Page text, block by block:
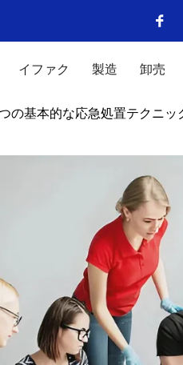
イファク 製造 卸売
の基本的な応急処置テクニッ